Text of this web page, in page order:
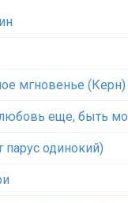
мгновенье (Керн)
еще, быть
парус одинокий)